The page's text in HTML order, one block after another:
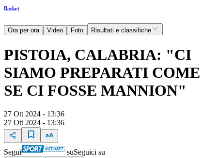
Basket
Ora per ora Video Foto Risultati e classifiche
PISTOIA, CALABRIA: "CI
SIAMO PREPARATI COME
SE CI FOSSE MANNION"
27 Ott 2024 - 13:36
27 Ott 2024 - 13:36
Segui suSeguici su